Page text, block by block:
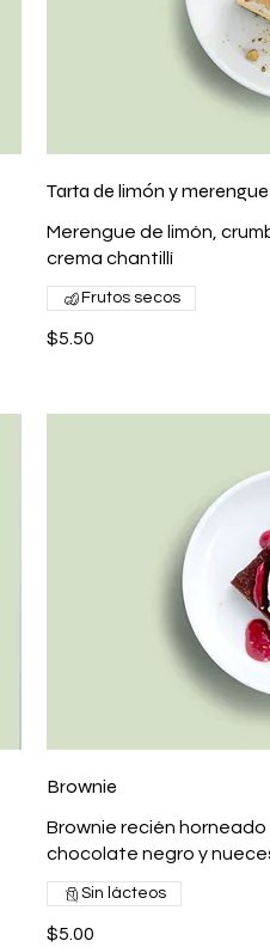
Tarta de limón y merengue
Merengue de limón,
crema chantillí
$5.50
Frutos secos
Brownie
Brownie recién
chocolate negro y
$5.00
Sin lácteos